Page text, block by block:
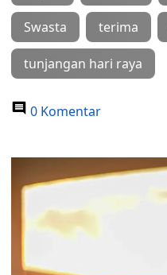
Swasta terima
tunjangan hari raya
0 Komentar